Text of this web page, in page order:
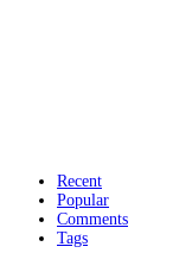
Recent
Popular
Comments
Tags